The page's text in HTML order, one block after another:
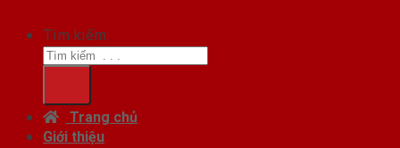
Tìm kiếm:
Trang chủ
Giới thiệu